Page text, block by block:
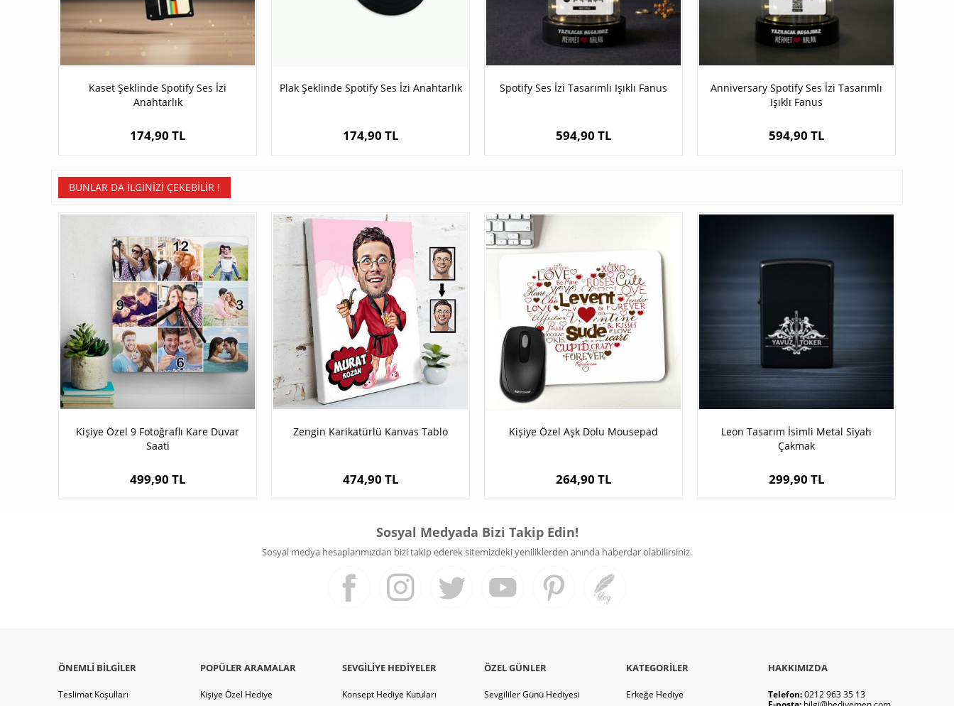
Kaset Şeklinde Spotify Ses İzi
Anahtarlık
174,90 TL
Plak Şeklinde Spotify Ses İzi Anahtarlık
174,90 TL
Spotify Ses İzi Tasarımlı Işıklı Fanus
594,90 TL
Anniversary Spotify Ses İzi Tasarımlı
Işıklı Fanus
594,90 TL
BUNLAR DA İLGINIZI ÇEKEBILIR !
Kişiye Özel 9 Fotoğraflı Kare Duvar
Saati
499,90 TL
Zengin Karikatürlü Kanvas Tablo
474,90 TL
Kişiye Özel Aşk Dolu Mousepad
264,90 TL
Leon Tasarım İsimli Metal Siyah
Çakmak
299,90 TL
Sosyal Medyada Bizi Takip Edin!
Sosyal medya hesaplarımızdan bizi takip ederek sitemizdeki yeniliklerden anında haberdar olabilirsiniz.
ÖNEMLI BILGILER
Teslimat Koşulları
POPÜLER ARAMALAR
Kişiye Özel Hediye
SEVGILIYE HEDIYELER
Konsept Hediye Kutuları
ÖZEL GÜNLER
Sevgililer Günü Hediyesi
KATEGORILER
Erkeğe Hediye
HAKKIMIZDA
Telefon:0212 963 35 13